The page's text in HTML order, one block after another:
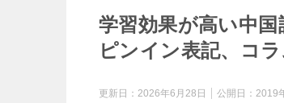
学習効果が高い中
ピンイン表記、コ
更新日： 2026年6月28日 公開日： 2019